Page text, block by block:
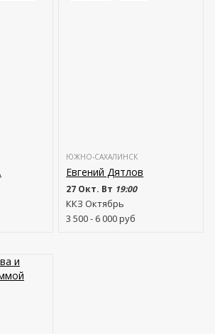
ЮЖНО-САХАЛИНСК
Евгений Дятлов
27 Окт. Вт 19:00
ККЗ Октябрь
3 500 - 6 000руб